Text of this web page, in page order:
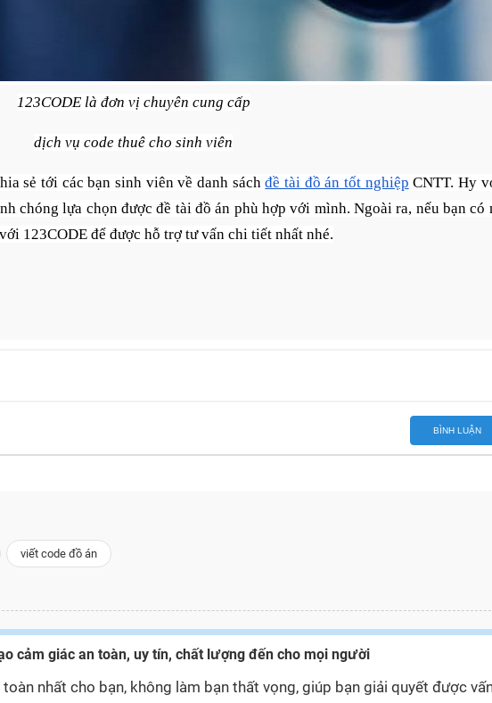
123CODE là đơn vị chuyên cung cấp
dịch vụ code thuê cho sinh viên
sẻ tới các bạn sinh viên về danh sáchđề tài đồ án tốt nghiệp CNTT. Hy
chóng lựa chọn được đề tài đồ án phù hợp với mình. Ngoài ra, nếu bạn có
123CODE để được hỗ trợ tư vấn chi tiết nhất nhé.
BÌNH LUẬN
viết code đồ án
cảm giác an toàn, uy tín, chất lượng đến cho mọi người
nhất cho bạn, không làm bạn thất vọng, giúp bạn giải quyết được